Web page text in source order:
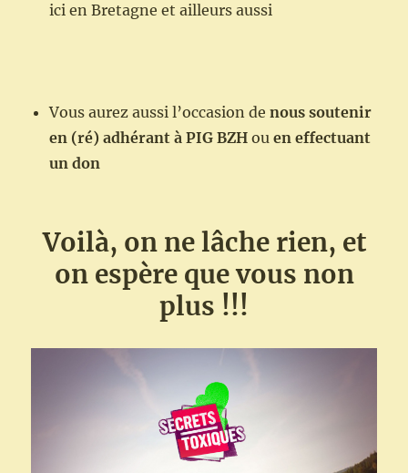
ici en Bretagne et ailleurs aussi
Vous aurez aussi l’occasion denous soutenir
en (ré) adhérant à PIG BZHouen effectuant
un don
Voilà, on ne lâche rien, et
on espère que vous non
plus !!!